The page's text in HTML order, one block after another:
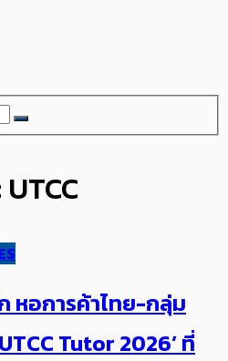
หอการค้าไทย-กลุ่ม
Tutor 2026’ ที่